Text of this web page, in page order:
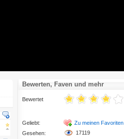
Bewerten, Faven und mehr
Bewertet
Geliebt:
Gesehen:
Zu meinen Favoriten
17119